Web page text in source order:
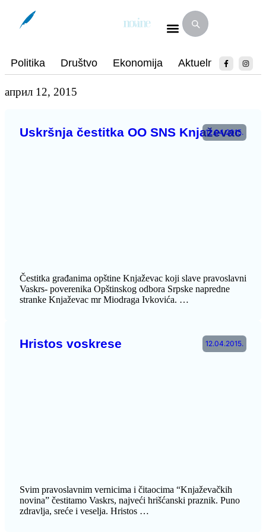
Politika Društvo Ekonomija Aktuelnosti
април 12, 2015
12.04.2015.
Uskršnja čestitka OO SNS Knjaževac
Čestitka građanima opštine Knjaževac koji slave pravoslavni
Vaskrs- poverenika Opštinskog odbora Srpske napredne
stranke Knjaževac mr Miodraga Ivkovića. …
12.04.2015.
Hristos voskrese
Svim pravoslavnim vernicima i čitaocima “Knjaževačkih
novina” čestitamo Vaskrs, najveći hrišćanski praznik. Puno
zdravlja, sreće i veselja. Hristos …